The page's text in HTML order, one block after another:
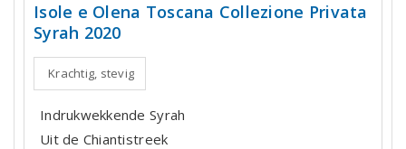
Isole e Olena Toscana Collezione Privata
Syrah 2020
Krachtig, stevig
Indrukwekkende Syrah
Uit de Chiantistreek